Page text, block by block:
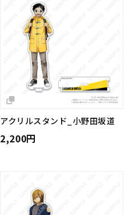
アクリルスタンド_小野田坂道
2,200円